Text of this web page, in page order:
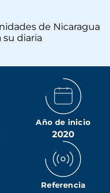
de Nicaragua
su diaria
Año de inicio
2020
Referencia